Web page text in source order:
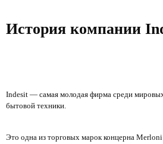
История компании
Indesit — самая молодая фирма среди
бытовой техники.
Это одна из торговых марок концерна